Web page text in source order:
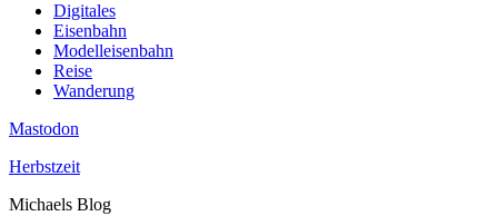
Digitales
Eisenbahn
Modelleisenbahn
Reise
Wanderung
Mastodon
Herbstzeit
Michaels Blog